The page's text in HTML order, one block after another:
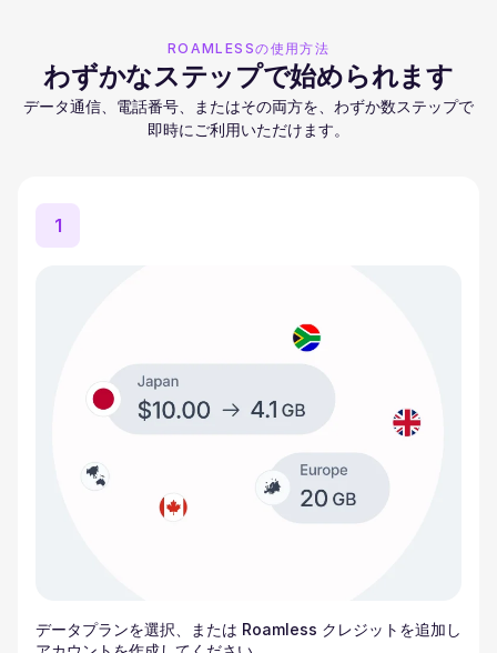
ROAMLESSの使用方法
わずかなステップで始められます
データ通信、電話番号、またはその両方を、わずか数ステップで
即時にご利用いただけます。
1
データプランを選択、または Roamless クレジットを追加し